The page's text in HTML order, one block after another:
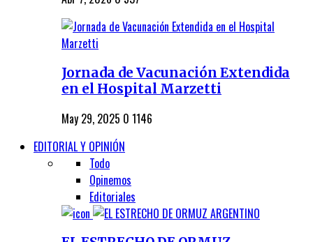
Jornada de Vacunación Extendida
en el Hospital Marzetti
May 29, 2025 0 1146
EDITORIAL Y OPINIÓN
Todo
Opinemos
Editoriales